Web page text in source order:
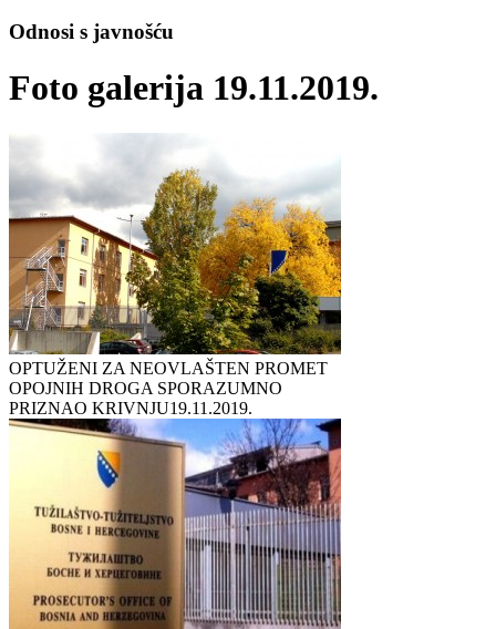
Odnosi s javnošću
Foto galerija 19.11.2019.
OPTUŽENI ZA NEOVLAŠTEN PROMET
OPOJNIH DROGA SPORAZUMNO
PRIZNAO KRIVNJU19.11.2019.